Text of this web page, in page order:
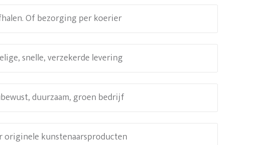
Of bezorging per koerier
snelle, verzekerde levering
duurzaam, groen bedrijf
originele kunstenaarsproducten